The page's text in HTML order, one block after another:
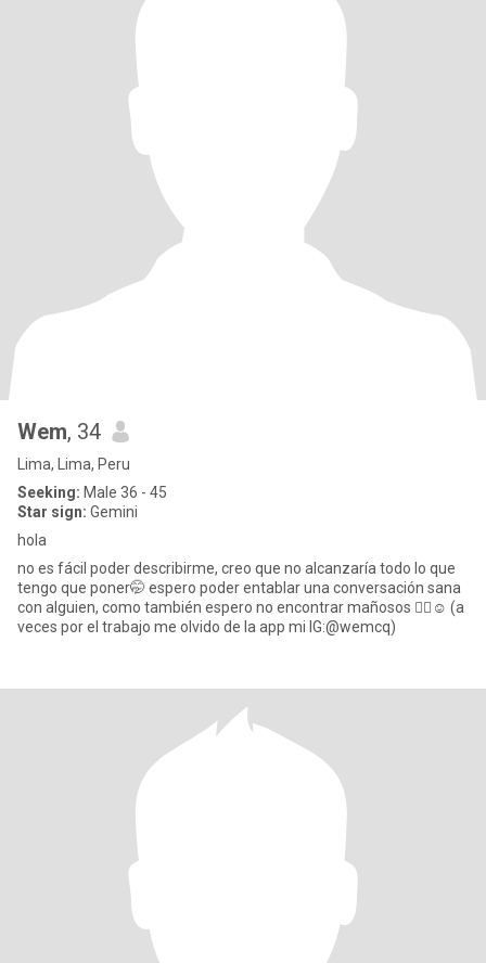
Wem, 34
Lima, Lima, Peru
Seeking: Male 36 - 45
Star sign: Gemini
hola
no es fácil poder describirme, creo que no alcanzaría todo lo que
tengo que poner🤭 espero poder entablar una conversación sana
con alguien, como también espero no encontrar mañosos ✌🏻☺️ (a
veces por el trabajo me olvido de la app mi IG:@wemcq)